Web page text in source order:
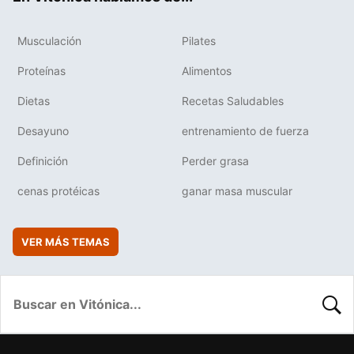
Musculación Pilates
Proteínas Alimentos
Dietas Recetas Saludables
Desayuno entrenamiento de fuerza
Definición Perder grasa
cenas protéicas ganar masa muscular
VER MÁS TEMAS